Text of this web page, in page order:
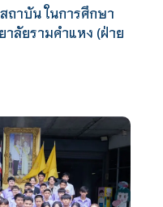
ถาบัน ในการศึกษา
าลัยรามคำแหง (ฝ่าย